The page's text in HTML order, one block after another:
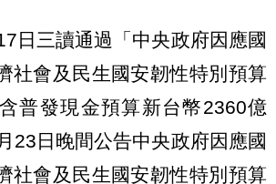
日三讀通過「中央政府因應國
社會及民生國安韌性特別預算
普發現金預算新台幣2360億
23日晚間公告中央政府因應國
社會及民生國安韌性特別預算